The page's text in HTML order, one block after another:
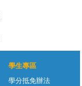
學生專區
學分抵免辦法